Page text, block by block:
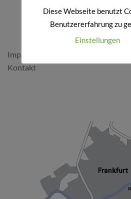
Impressum & Datenschutz
Kontakt
Diese Webseite benutzt
Benutzererfahrung zu
Einstellungen